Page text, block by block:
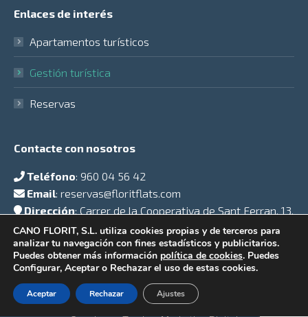
Enlaces de interés
Apartamentos turísticos
Gestión turística
Reservas
Contacte con nosotros
Teléfono: 960 04 56 42
Email: reservas@floritflats.com
Dirección: Carrer de la Cooperativa de Sant Ferran, 13,
46007 Valencia
Encuéntranos en:
Facebook
page
opens
Twitter
page
opens
YouTube
page
opens
Instagram
page
opens
CANO FLORIT, S.L. utiliza cookies propias y de terceros para
analizar tu navegación con fines estadísticos y publicitarios.
Puedes obtener más información política de cookies. Puedes
Configurar, Aceptar o Rechazar el uso de estas cookies.
Aceptar Rechazar Ajustes